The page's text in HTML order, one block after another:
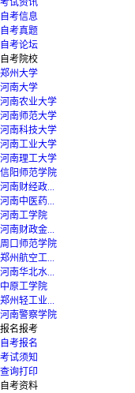
考试资讯
自考信息
自考真题
自考论坛
自考院校
郑州大学
河南大学
河南农业大学
河南师范大学
河南科技大学
河南工业大学
河南理工大学
信阳师范学院
河南财经政...
河南中医药...
河南工学院
河南财政金...
周口师范学院
郑州航空工...
河南华北水...
中原工学院
郑州轻工业...
河南警察学院
报名报考
自考报名
考试须知
查询打印
自考资料